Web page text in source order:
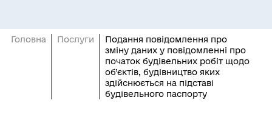
Головна Послуги
Подання повідомлення про
зміну даних у повідомленні про
початок будівельних робіт щодо
об’єктів, будівництво яких
здійснюється на підставі
будівельного паспорту